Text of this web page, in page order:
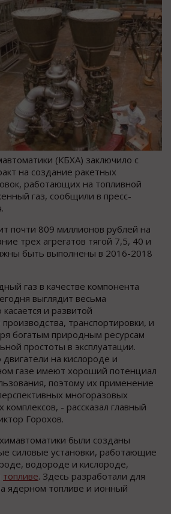
(КБХА) заключило с
на создание ракетных
работающих на топливной
газ, сообщили в пресс-
почти 809 миллионов рублей на
трех агрегатов тягой 7,5, 40 и
быть выполнены в 2016-2018
газ в качестве компонента
выглядит весьма
и развитой
транспортировки, и
богатым природным ресурсам
простоты в эксплуатации.
на кислороде и
газе имеют хороший потенциал
поэтому их применение
многоразовых
комплексов, - рассказал главный
Горохов.
были созданы
силовые установки, работающие
водороде и кислороде,
топливе. Здесь разработали для
ядерном топливе и ионный